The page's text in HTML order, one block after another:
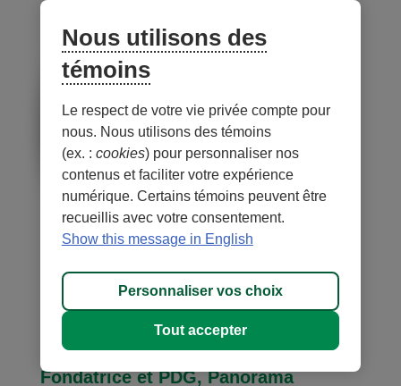
Roxanne Lessard
Secrétaire du conseil d'administration
Fondatrice et PDG, Panorama
Nous utilisons des
témoins
Le respect de votre vie privée compte pour
nous. Nous utilisons des témoins
(ex. : cookies) pour personnaliser nos
contenus et faciliter votre expérience
numérique. Certains témoins peuvent être
recueillis avec votre consentement.
Show this message in English
Personnaliser vos choix
Tout accepter